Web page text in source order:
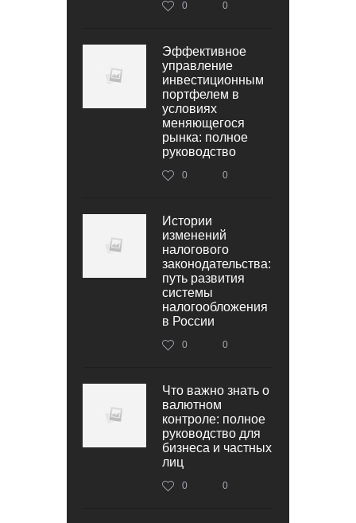
0 0
Эффективное
управление
инвестиционным
портфелем в
условиях
меняющегося
рынка: полное
руководство
0 0
Истории
изменений
налогового
законодательства:
путь развития
системы
налогообложения
в России
0 0
Что важно знать о
валютном
контроле: полное
руководство для
бизнеса и частных
лиц
0 0